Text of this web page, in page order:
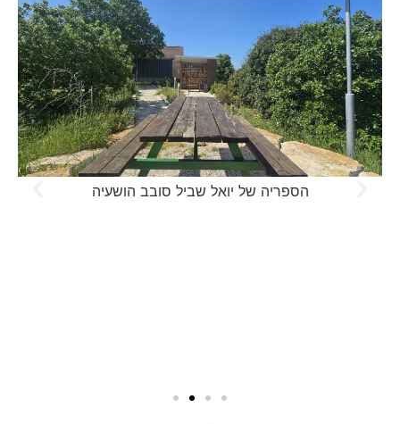
הספריה של יואל שביל סובב הושעיה